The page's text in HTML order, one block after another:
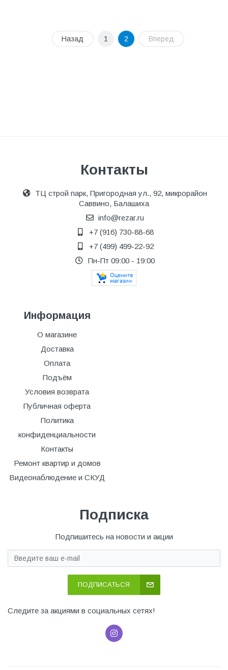
Назад 1 2 Вперед
Контакты
ТЦ строй парк, Пригородная ул., 92, микрорайон
Саввино, Балашиха
info@rezar.ru
+7 (916) 730-88-68
+7 (499) 499-22-92
Пн-Пт 09:00 - 19:00
Информация
О магазине
Доставка
Оплата
Подъём
Условия возврата
Публичная оферта
Политика
конфиденциальности
Контакты
Ремонт квартир и домов
Видеонаблюдение и СКУД
Подписка
Подпишитесь на новости и акции
ПОДПИСАТЬСЯ
Следите за акциями в социальных сетях!